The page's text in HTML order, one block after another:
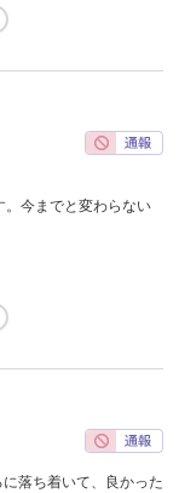
。今までと変わらない
落ち着いて、良かった